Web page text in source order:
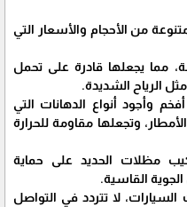
من الأحجام والأسعار التي
مما يجعلها قادرة على تحمل
الرياح الشديدة.
وأجود أنواع الدهانات التي
وتجعلها مقاومة للحرارة
مظلات الحديد على حماية
القاسية.
لا تتردد في التواصل